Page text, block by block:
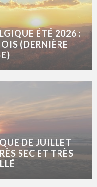
ÉTÉ 2026 :
(DERNIÈRE
DE JUILLET
SEC ET TRÈS